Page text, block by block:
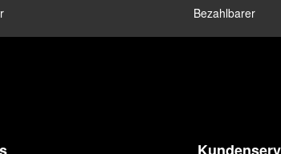
Bezahlbarer